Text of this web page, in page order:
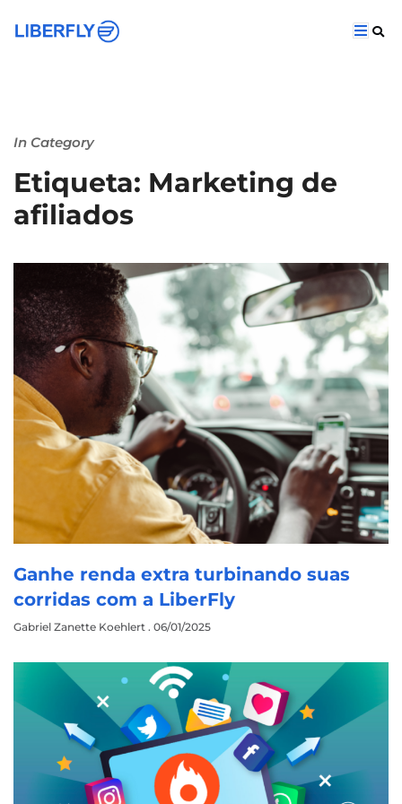
In Category
Etiqueta: Marketing de
afiliados
Ganhe renda extra turbinando suas
corridas com a LiberFly
Gabriel Zanette Koehlert 06/01/2025